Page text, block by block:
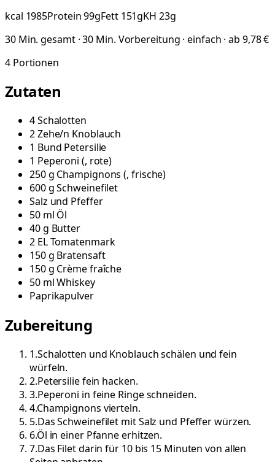
kcal 1985Protein99gFett 151gKH 23g
30 Min. gesamt · 30 Min. Vorbereitung · einfach · ab 9,78 €
4 Portionen
Zutaten
4Schalotten
2Zehe/n Knoblauch
1 Bund Petersilie
1 Peperoni (, rote)
250g Champignons (, frische)
600gSchweinefilet
Salz und Pfeffer
50 ml Öl
40g Butter
2 ELTomatenmark
150g Bratensaft
150g Crème fraîche
50 mlWhiskey
Paprikapulver
Zubereitung
1.Schalotten und Knoblauch schälen und fein
würfeln.
2.Petersilie fein hacken.
3.Peperoni in feine Ringe schneiden.
4.Champignons vierteln.
5.Das Schweinefilet mit Salz und Pfeffer würzen.
6.Öl in einer Pfanne erhitzen.
7.Das Filet darin für 10 bis 15 Minuten von allen